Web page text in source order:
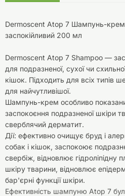
Dermoscent Atop 7 Шампунь-крем
заспокійливий 200 мл
Dermoscent Atop 7 Shampoo —
для подразненої, сухої чи
кішок. Підходить для всіх типів
для найчутливішої.
Шампунь-крем особливо
заспокоєння подразненої шкіри
сверблячий дерматит.
Дії: ефективно очищує бруд і
собак і кішок, заспокоює
свербіж, відновлює гідроліпідну
шкіру тварини, відновлює
бар'єрні функції шкіри.
Ефективність шампуню Atop 7